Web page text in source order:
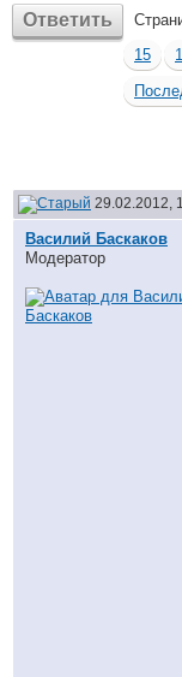
Ответить
15
29.02.2012,
Василий Баскаков
Модератор